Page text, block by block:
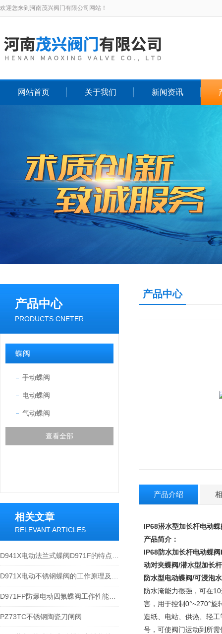
欢迎您来到河南茂兴阀门有限公司网站！
网站首页 关于我们 新闻资讯
产品中心
PRODUCTS CNETER
蝶阀
手动蝶阀
电动蝶阀
气动蝶阀
查看全部
相关文章
RELEVANT ARTICLES
PZ73TC不锈钢陶瓷刀闸阀
产品中心
产品介绍
IP68潜水型加长杆电动蝶
产品简介：
IP68防水加长杆电动蝶阀
动对夹蝶阀/潜水型加长
防水型电动蝶阀/可浸泡
防水淹能力很强，可在
害，用于控制0°~270°
造纸、电站、供热、轻
号，可使阀门运动到所